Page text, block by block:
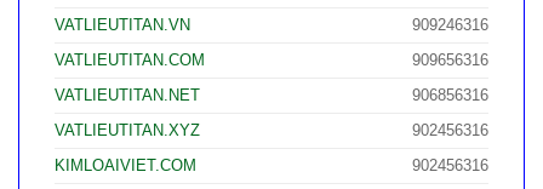
VATLIEUTITAN.VN
909246316
VATLIEUTITAN.COM
909656316
VATLIEUTITAN.NET
906856316
VATLIEUTITAN.XYZ
902456316
KIMLOAIVIET.COM
902456316